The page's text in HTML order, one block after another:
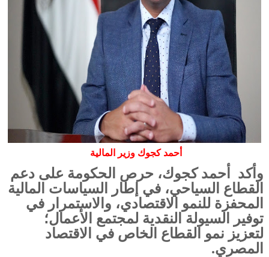
أحمد كجوك وزير المالية
وأكد أحمد كجوك، حرص الحكومة على دعم
القطاع السياحي، في إطار السياسات المالية
المحفزة للنمو الاقتصادي، والاستمرار في
توفير السيولة النقدية لمجتمع الأعمال؛
لتعزيز نمو القطاع الخاص في الاقتصاد
المصري.